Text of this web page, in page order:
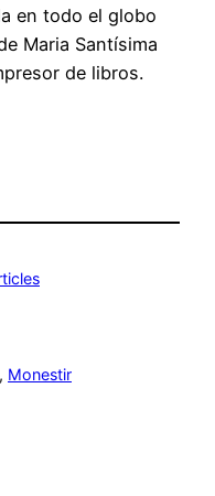
en todo el globo
Maria Santísima
de libros.
, Monestir